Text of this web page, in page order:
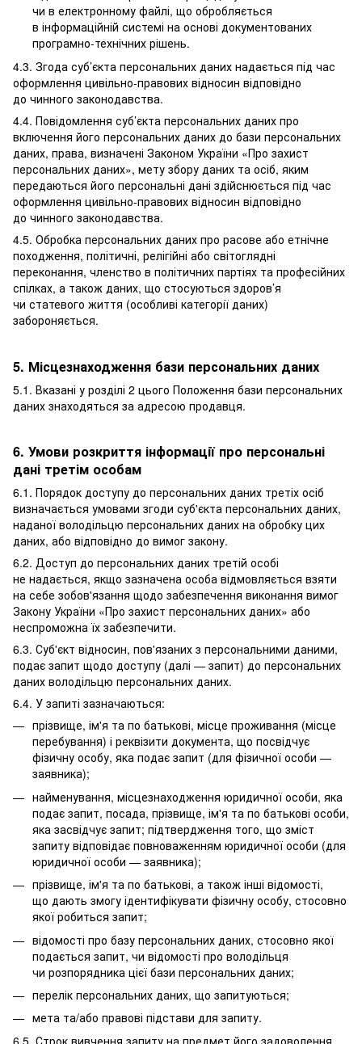
чи в електронному файлі, що обробляється
в інформаційній системі на основі документованих
програмно-технічних рішень.
4.3. Згода суб’єкта персональних даних надається під час
оформлення цивільно-правових відносин відповідно
до чинного законодавства.
4.4. Повідомлення суб’єкта персональних даних про
включення його персональних даних до бази персональних
даних, права, визначені Законом України «Про захист
персональних даних», мету збору даних та осіб, яким
передаються його персональні дані здійснюється під час
оформлення цивільно-правових відносин відповідно
до чинного законодавства.
4.5. Обробка персональних даних про расове або етнічне
походження, політичні, релігійні або світоглядні
переконання, членство в політичних партіях та професійних
спілках, а також даних, що стосуються здоров’я
чи статевого життя (особливі категорії даних)
забороняється.
5. Місцезнаходження бази персональних даних
5.1. Вказані у розділі 2 цього Положення бази персональних
даних знаходяться за адресою продавця.
6. Умови розкриття інформації про персональні
дані третім особам
6.1. Порядок доступу до персональних даних третіх осіб
визначається умовами згоди суб'єкта персональних даних,
наданої володільцю персональних даних на обробку цих
даних, або відповідно до вимог закону.
6.2. Доступ до персональних даних третій особі
не надається, якщо зазначена особа відмовляється взяти
на себе зобов'язання щодо забезпечення виконання вимог
Закону України «Про захист персональних даних» або
неспроможна їх забезпечити.
6.3. Суб'єкт відносин, пов'язаних з персональними даними,
подає запит щодо доступу (далі — запит) до персональних
даних володільцю персональних даних.
6.4. У запиті зазначаються:
прізвище, ім'я та по батькові, місце проживання (місце
перебування) і реквізити документа, що посвідчує
фізичну особу, яка подає запит (для фізичної особи —
заявника);
найменування, місцезнаходження юридичної особи, яка
подає запит, посада, прізвище, ім'я та по батькові особи,
яка засвідчує запит; підтвердження того, що зміст
запиту відповідає повноваженням юридичної особи (для
юридичної особи — заявника);
прізвище, ім'я та по батькові, а також інші відомості,
що дають змогу ідентифікувати фізичну особу, стосовно
якої робиться запит;
відомості про базу персональних даних, стосовно якої
подається запит, чи відомості про володільця
чи розпорядника цієї бази персональних даних;
перелік персональних даних, що запитуються;
мета та/або правові підстави для запиту.
6.5. Строк вивчення запиту на предмет його задоволення